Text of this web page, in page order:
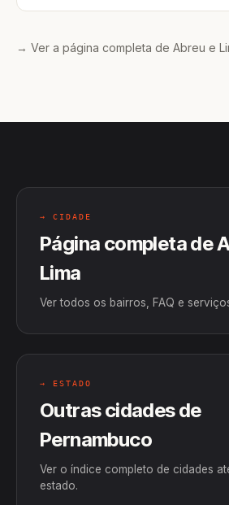
→ Ver a página completa de Abreu e
→ CIDADE
Página completa de
Lima
Ver todos os bairros, FAQ e
→ ESTADO
Outras cidades de
Pernambuco
Ver o índice completo de cidades
estado.